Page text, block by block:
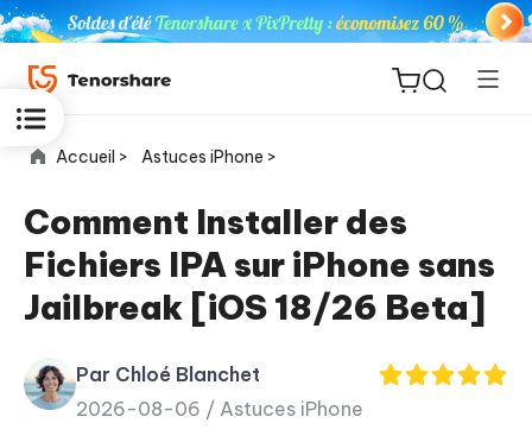
ReiBoot
for iOS
PDNob
PDF
New
Accueil > Astuces iPhone >
Comment Installer des
Fichiers IPA sur iPhone sans
Jailbreak [iOS 18/26 Beta]
Par Chloé Blanchet
2026-08-06 / Astuces iPhone